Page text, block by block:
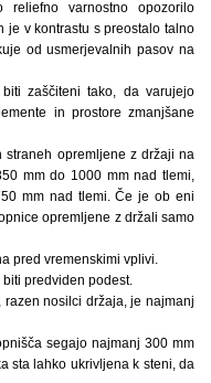
varnostno opozorilo
je v kontrastu s preostalo talno
od usmerjevalnih pasov na
zaščiteni tako, da varujejo
in prostore zmanjšane
opremljene z držaji na
mm do 1000 mm nad tlemi,
mm nad tlemi. Če je ob eni
opremljene z držali samo
pred vremenskimi vplivi.
predviden podest.
nosilci držaja, je najmanj
segajo najmanj 300 mm
sta lahko ukrivljena k steni, da